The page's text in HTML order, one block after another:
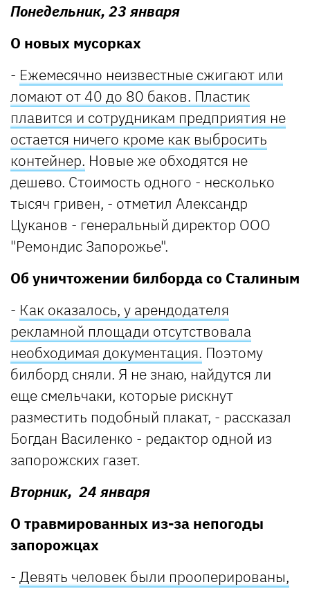
Понедельник, 23 января
О новых мусорках
- Ежемесячно неизвестные сжигают или
ломают от 40 до 80 баков. Пластик
плавится и сотрудникам предприятия не
остается ничего кроме как выбросить
контейнер. Новые же обходятся не
дешево. Стоимость одного - несколько
тысяч гривен, - отметил Александр
Цуканов - генеральный директор ООО
"Ремондис Запорожье".
Об уничтожении билборда со Сталиным
- Как оказалось, у арендодателя
рекламной площади отсутствовала
необходимая документация. Поэтому
билборд сняли. Я не знаю, найдутся ли
еще смельчаки, которые рискнут
разместить подобный плакат, - рассказал
Богдан Василенко - редактор одной из
запорожских газет.
Вторник, 24 января
О травмированных из-за непогоды
запорожцах
- Девять человек были прооперированы,